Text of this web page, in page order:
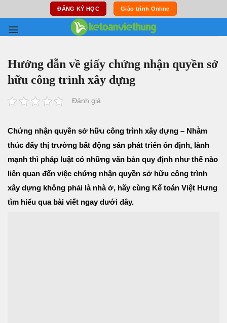
content
ĐĂNG KÝ HỌC Giáo trình Online
Hướng dẫn về giấy chứng nhận quyền sở
hữu công trình xây dựng
Đánh giá
Chứng nhận quyền sở hữu công trình xây dựng – Nhằm
thúc đẩy thị trường bất động sản phát triển ổn định, lành
mạnh thì pháp luật có những văn bản quy định như thế nào
liên quan đến việc chứng nhận quyền sở hữu công trình
xây dựng không phải là nhà ở, hãy cùng Kế toán Việt Hưng
tìm hiểu qua bài viết ngay dưới đây.